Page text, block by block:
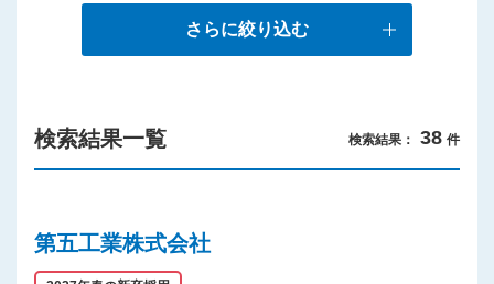
ちょこっと仕事体験コース トップ
利用規約
さらに絞り込む
検索結果一覧 検索結果： 38 件
第五工業株式会社